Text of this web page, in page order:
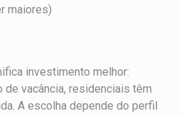
maiores)
investimento melhor:
vacância, residenciais têm
A escolha depende do perfil